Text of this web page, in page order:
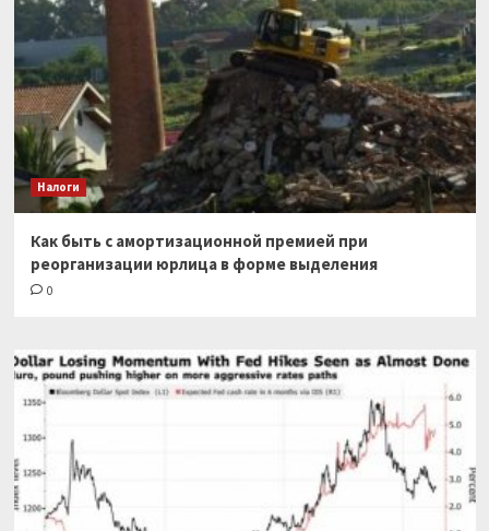
Налоги
Как быть с амортизационной премией при
реорганизации юрлица в форме выделения
0